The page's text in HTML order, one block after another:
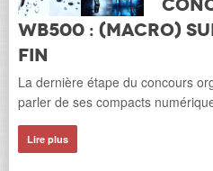
WB500 : (Macro)
Fin
La dernière étape du concours
parler de ses compacts
Lire plus